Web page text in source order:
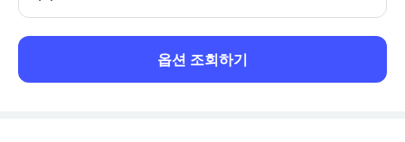
옵션 조회하기